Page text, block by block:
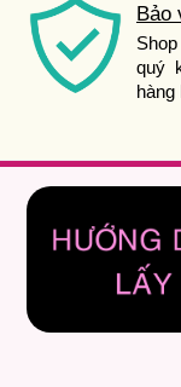
Bảo
quý
hàng